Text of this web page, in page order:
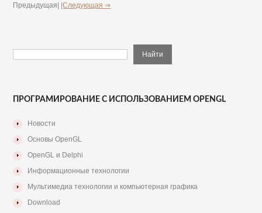
Предыдущая| |Следующая ⇒
ПРОГРАМИРОВАНИЕ С ИСПОЛЬЗОВАНИЕМ OPENGL
Новости
Основы OpenGL
OpenGL и Delphi
Информационные технологии
Мультимедиа технологии и компьютерная графика
Download